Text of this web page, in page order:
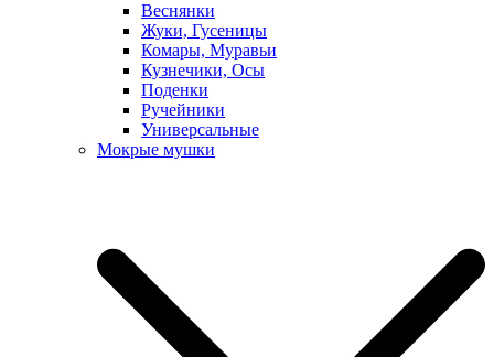
Веснянки
Жуки, Гусеницы
Комары, Муравьи
Кузнечики, Осы
Поденки
Ручейники
Универсальные
Мокрые мушки